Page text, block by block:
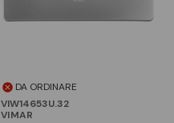
DA ORDINARE
VIW14653U.32
VIMAR